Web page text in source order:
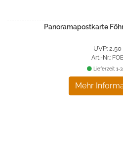
Panoramapostkarte
UVP:
Art.-Nr.:
Mehr
Lieferzeit 1-3